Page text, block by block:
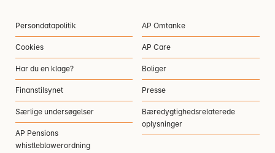
Persondatapolitik
Cookies
Har du en klage?
Finanstilsynet
Særlige undersøgelser
AP Pensions
whistleblowerordning
AP Omtanke
AP Care
Boliger
Presse
Bæredygtighedsrelaterede
oplysninger